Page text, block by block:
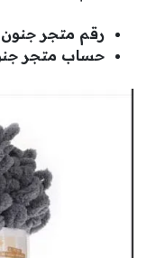
رقم متجر
حساب متجر